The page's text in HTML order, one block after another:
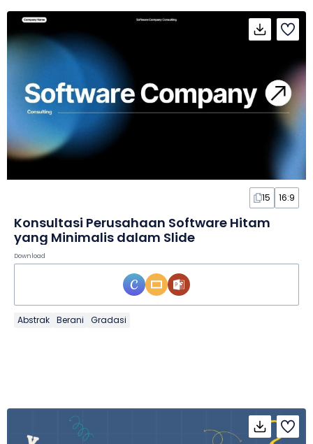
15 16:9
Konsultasi Perusahaan Software Hitam
yang Minimalis dalam Slide
Download
Abstrak Berani Gradasi